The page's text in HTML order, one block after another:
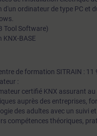
ordinateur de type PC et
Tool Software)
BASE
de formation SITRAIN : 11
:
certifié KNX assurant
auprès des entreprises,
des adultes avec un suivi
compétences théoriques,